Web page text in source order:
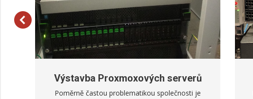
Výstavba Proxmoxových serverů
Poměrně častou problematikou společnosti je